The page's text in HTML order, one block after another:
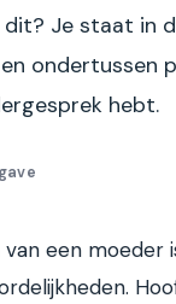
dit? Je staat in
ondertussen
hebt.
een moeder